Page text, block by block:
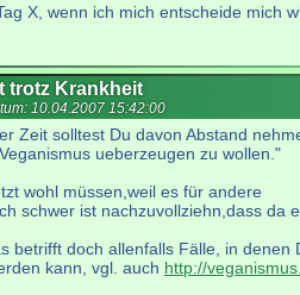
X, wenn ich mich entscheide mich
trotz Krankheit
10.04.2007 15:42:00
Zeit solltest Du davon Abstand
ueberzeugen zu wollen."
wohl müssen,weil es für andere
schwer ist nachzuvollziehn,dass da
betrifft doch allenfalls Fälle, in
kann, vgl. auch http://